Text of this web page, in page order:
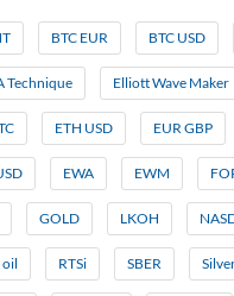
BTC EUR BTC USD
Technique Elliott Wave Maker
ETH USD EUR GBP
EWA EWM
GOLD LKOH
oil RTSi SBER